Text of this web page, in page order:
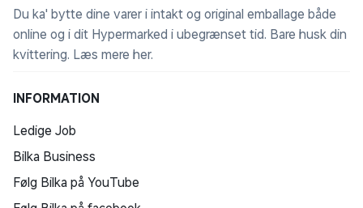
DualSense-controller, som nu er forbedret med
skridsikre greb. Perfekt både til lange sessioner i
singleplayer-spil og intense online kampe.
Kompatibel med opladningsstation til DualSense
DualSense Edge-controllere – med DualSense-
opladningsstationens hurtige og nemme klik-ind-
Du ka' bytte dine varer i intakt og original emballage både
online og i dit Hypermarked i ubegrænset tid. Bare husk din
kvittering. Læs mere her.
INFORMATION
Ledige Job
Bilka Business
Følg Bilka på YouTube